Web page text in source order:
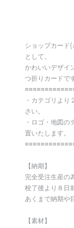
ショップカード
として。
かわいいデザイ
つ折りカードで
・カテゴリより
さい。
・ロゴ・地図
置いたします。
【納期】
完全受注生産の
校了後より８日
あくまで納期や
【素材】